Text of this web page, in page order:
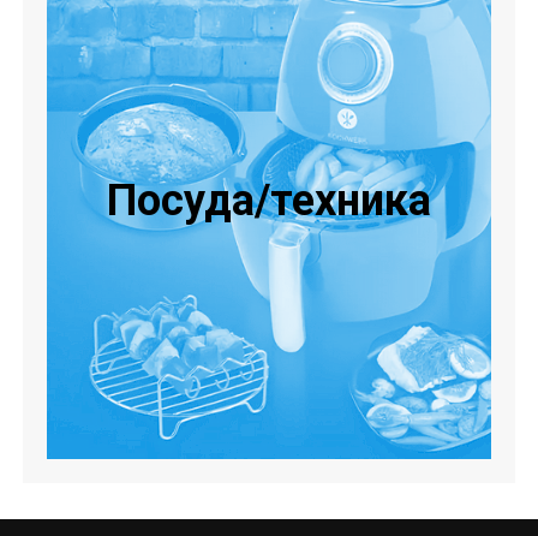
Посуда/техника